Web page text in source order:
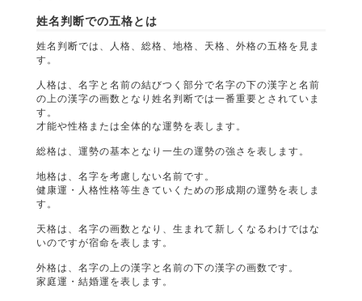
姓名判断での五格とは
姓名判断では、人格、総格、地格、天格、外格の五格を見ま
す。
人格は、名字と名前の結びつく部分で名字の下の漢字と名前
の上の漢字の画数となり姓名判断では一番重要とされていま
す。
才能や性格または全体的な運勢を表します。
総格は、運勢の基本となり一生の運勢の強さを表します。
地格は、名字を考慮しない名前です。
健康運・人格性格等生きていくための形成期の運勢を表しま
す。
天格は、名字の画数となり、生まれて新しくなるわけではな
いのですが宿命を表します。
外格は、名字の上の漢字と名前の下の漢字の画数です。
家庭運・結婚運を表します。